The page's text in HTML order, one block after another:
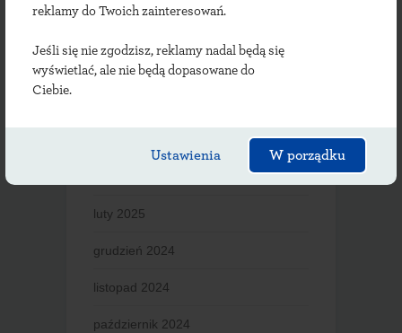
reklamy do Twoich zainteresowań.
Jeśli się nie zgodzisz, reklamy nadal będą się
wyświetlać, ale nie będą dopasowane do
Ciebie.
Ustawienia W porządku
styczeń 2026
luty 2025
grudzień 2024
listopad 2024
październik 2024